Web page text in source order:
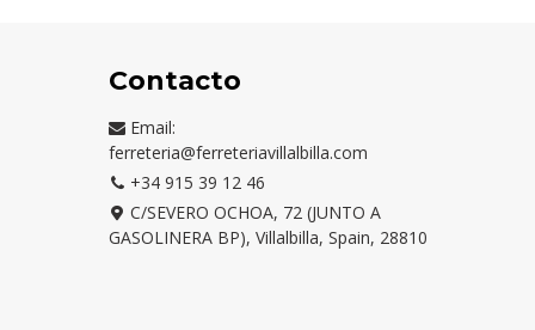
Contacto
Email:
ferreteria@ferreteriavillalbilla.com
+34 915 39 12 46
C/SEVERO OCHOA, 72 (JUNTO A
GASOLINERA BP), Villalbilla, Spain, 28810